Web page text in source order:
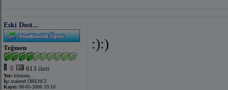
Eski Dost...
Teğmen
613 ileti
Yer: bilmem...
İş: malesef ÖRENCİ
Kayıt: 08-05-2006 19:10
:):)